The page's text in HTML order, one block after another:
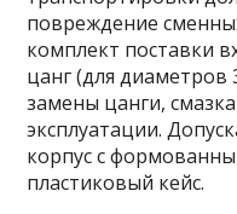
повреждение
комплект поставки
цанг (для диаметров
замены цанги,
эксплуатации.
корпус с
пластиковый кейс.